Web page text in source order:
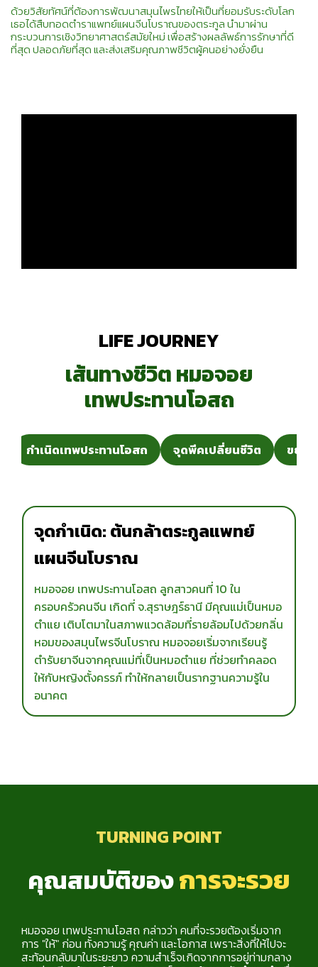
ด้วยวิสัยทัศน์ที่ต้องการพัฒนาสมุนไพรไทยให้เป็นที่ยอมรับระดับโลก
เธอได้สืบทอดตำราแพทย์แผนจีนโบราณของตระกูล นำมาผ่าน
กระบวนการเชิงวิทยาศาสตร์สมัยใหม่ เพื่อสร้างผลลัพธ์การรักษาที่ดี
ที่สุด ปลอดภัยที่สุด และส่งเสริมคุณภาพชีวิตผู้คนอย่างยั่งยืน
LIFE JOURNEY
เส้นทางชีวิต หมอจอย
เทพประทานโอสถ
กำเนิดเทพประทานโอสถ จุดพีคเปลี่ยนชีวิต ขยา
จุดกำเนิด: ต้นกล้าตระกูลแพทย์
แผนจีนโบราณ
หมอจอย เทพประทานโอสถ ลูกสาวคนที่ 10 ใน
ครอบครัวคนจีน เกิดที่ จ.สุราษฎร์ธานี มีคุณแม่เป็นหมอ
ตำแย เติบโตมาในสภาพแวดล้อมที่รายล้อมไปด้วยกลิ่น
หอมของสมุนไพรจีนโบราณ หมอจอยเริ่มจากเรียนรู้
ตำรับยาจีนจากคุณแม่ที่เป็นหมอตำแย ที่ช่วยทำคลอด
ให้กับหญิงตั้งครรภ์ ทำให้กลายเป็นรากฐานความรู้ใน
อนาคต
TURNING POINT
คุณสมบัติของการจะรวย
หมอจอย เทพประทานโอสถ กล่าวว่า คนที่จะรวยต้องเริ่มจาก
การ "ให้" ก่อน ทั้งความรู้ คุณค่า และโอกาส เพราะสิ่งที่ให้ไปจะ
สะท้อนกลับมาในระยะยาว ความสำเร็จเกิดจากการอยู่ท่ามกลาง